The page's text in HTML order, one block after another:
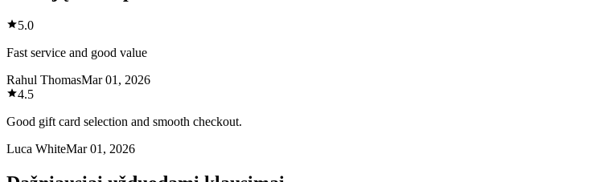
5.0
Fast service and good value
Rahul ThomasMar 01, 2026
4.5
Good gift card selection and smooth checkout.
Luca WhiteMar 01, 2026